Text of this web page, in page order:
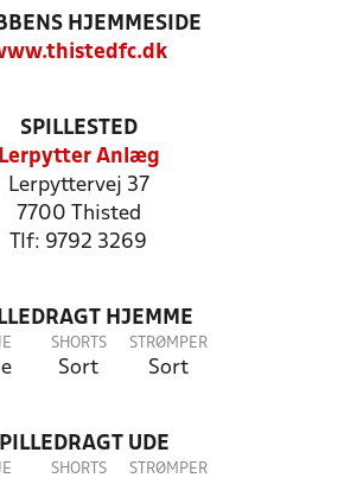
HJEMMESIDE
SPILLESTED
Lerpytter Anlæg
Lerpyttervej 37
7700 Thisted
Tlf: 9792 3269
HJEMME
SHORTS
Sort
STRØMPER
Sort
UDE
SHORTS STRØMPER